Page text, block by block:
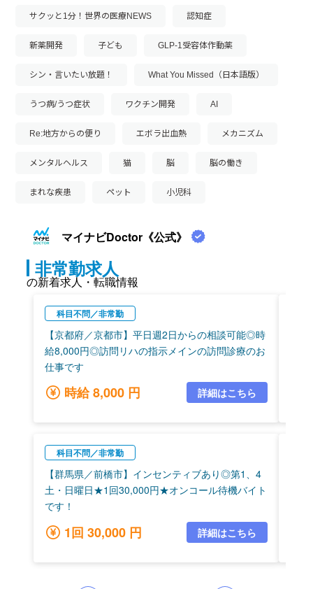
サクッと1分！世界の医療NEWS 認知症
新薬開発 子ども GLP-1受容体作動薬
シン・言いたい放題！ What You Missed（日本語版）
うつ病/うつ症状 ワクチン開発 AI
Re:地方からの便り エボラ出血熱 メカニズム
メンタルヘルス 猫 脳 脳の働き
まれな疾患 ペット 小児科